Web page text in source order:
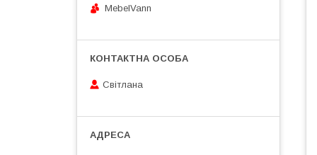
MebelVann
Світлана